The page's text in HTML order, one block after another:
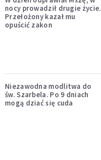
nocy prowadził drugie życie.
Przełożony kazał mu
opuścić zakon
Niezawodna modlitwa do
św. Szarbela. Po 9 dniach
mogą dziać się cuda